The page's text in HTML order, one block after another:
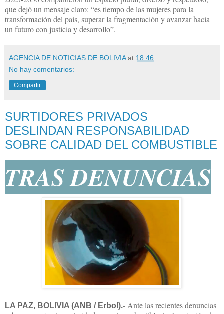
que dejó un mensaje claro: “es tiempo de las mujeres para la
transformación del país, superar la fragmentación y avanzar hacia
un futuro con justicia y desarrollo”.
AGENCIA DE NOTICIAS DE BOLIVIA at 18:46
No hay comentarios:
Compartir
SURTIDORES PRIVADOS
DESLINDAN RESPONSABILIDAD
SOBRE CALIDAD DEL COMBUSTIBLE
TRAS DENUNCIAS
LA PAZ, BOLIVIA (ANB / Erbol).- Ante las recientes denuncias